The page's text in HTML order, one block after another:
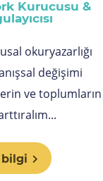
Kurucusu &
okuryazarlığı
değişimi
ve toplumların
bilgi